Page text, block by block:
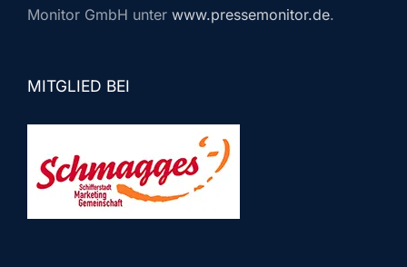
Monitor GmbH unter www.pressemonitor.de.
MITGLIED BEI